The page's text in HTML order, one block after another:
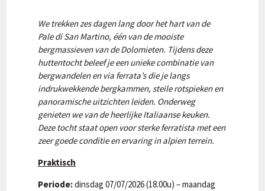
We trekken zes dagen lang door het hart van de
Pale di San Martino, één van de mooiste
bergmassieven van de Dolomieten. Tijdens deze
huttentocht beleef je een unieke combinatie van
bergwandelen en via ferrata’s die je langs
indrukwekkende bergkammen, steile rotspieken en
panoramische uitzichten leiden. Onderweg
genieten we van de heerlijke Italiaanse keuken.
Deze tocht staat open voor sterke ferratista met een
zeer goede conditie en ervaring in alpien terrein.
Praktisch
Periode:dinsdag 07/07/2026 (18.00u) – maandag